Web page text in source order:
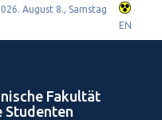
August 8., Samstag
EN
Fakultät
Studenten